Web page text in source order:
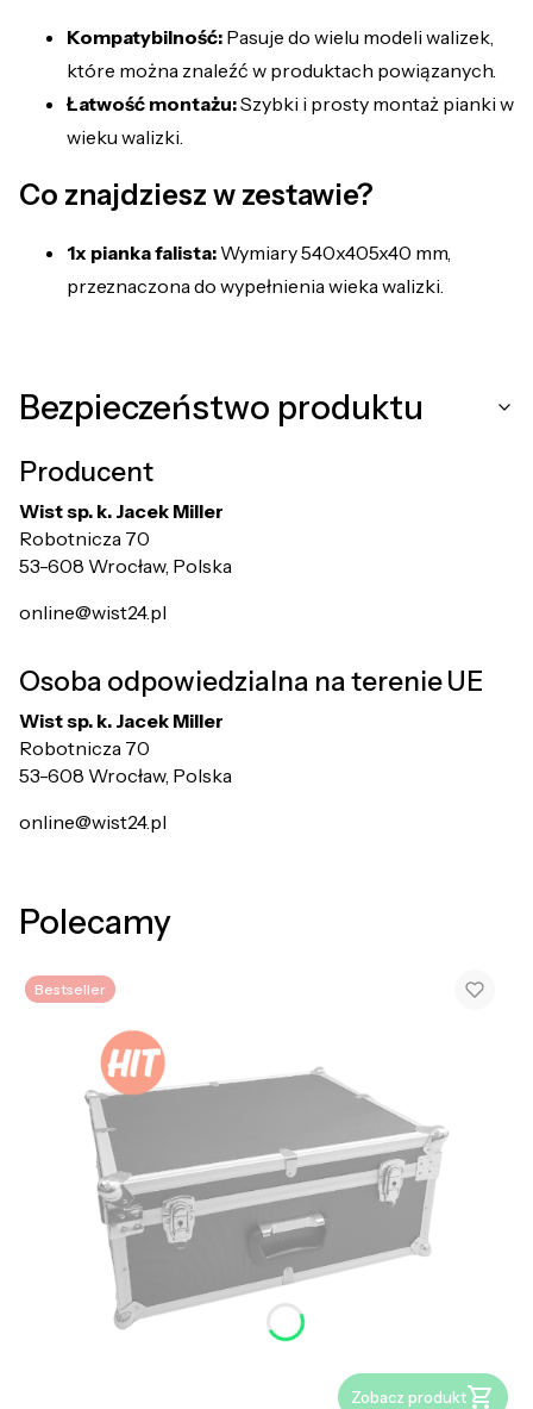
Kompatybilność: Pasuje do wielu modeli walizek,
które można znaleźć w produktach powiązanych.
Łatwość montażu:Szybki i prosty montaż pianki w
wieku walizki.
Co znajdziesz w zestawie?
1x pianka falista: Wymiary 540x405x40 mm,
przeznaczona do wypełnienia wieka walizki.
Bezpieczeństwo produktu
Producent
Wist sp. k. Jacek Miller
Robotnicza 70
53-608 Wrocław, Polska
online@wist24.pl
Osoba odpowiedzialna na terenie UE
Wist sp. k. Jacek Miller
Robotnicza 70
53-608 Wrocław, Polska
online@wist24.pl
Polecamy
Bestseller
Zobacz produkt